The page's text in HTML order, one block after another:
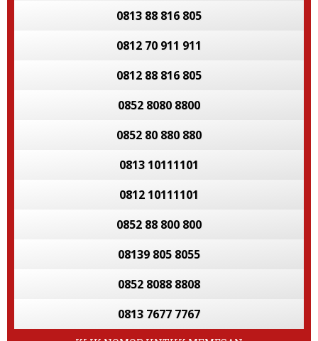
0813 88 816 805
0812 70 911 911
0812 88 816 805
0852 8080 8800
0852 80 880 880
0813 10111101
0812 10111101
0852 88 800 800
08139 805 8055
0852 8088 8808
0813 7677 7767